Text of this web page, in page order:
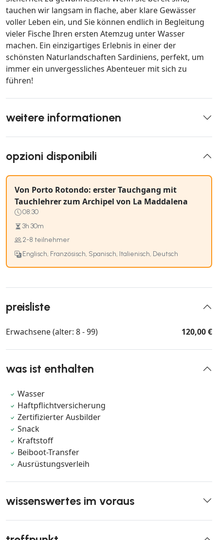
tauchen wir langsam in flache, aber klare Gewässer
voller Leben ein, und Sie können endlich in Begleitung
vieler Fische Ihren ersten Atemzug unter Wasser
machen. Ein einzigartiges Erlebnis in einer der
schönsten Naturlandschaften Sardiniens, perfekt, um
immer ein unvergessliches Abenteuer mit sich zu
führen!
weitere informationen
opzioni disponibili
Von Porto Rotondo: erster Tauchgang mit
Tauchlehrer zum Archipel von La Maddalena
08:30
3h 30m
2-8 teilnehmer
Englisch, Französisch, Spanisch, Italienisch, Deutsch
preisliste
Erwachsene (alter: 8 - 99) 120,00 €
was ist enthalten
Wasser
Haftpflichtversicherung
Zertifizierter Ausbilder
Snack
Kraftstoff
Beiboot-Transfer
Ausrüstungsverleih
wissenswertes im voraus